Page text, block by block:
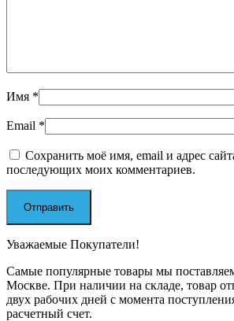
Имя *
Email *
Сохранить моё имя, email и адрес
последующих моих комментариев.
Уважаемые Покупатели!
Самые популярные товары мы
Москве. При наличии на складе, товар
двух рабочих дней с момента
расчетный счет.